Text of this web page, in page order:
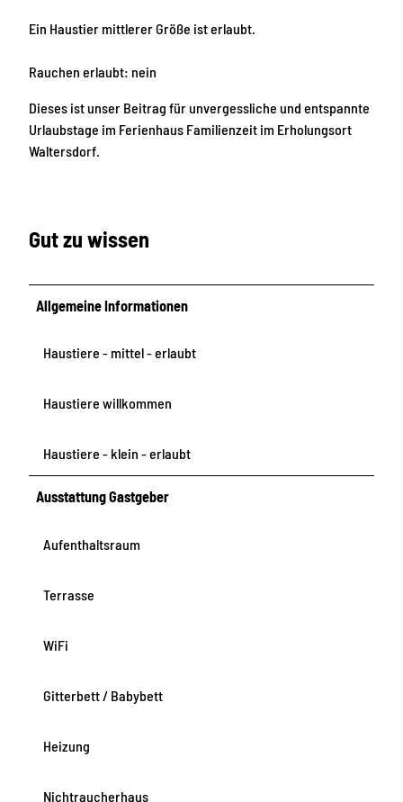
-
_
l
l
_
1
Ein Haustier mittlerer Größe ist erlaubt.
Rauchen erlaubt: nein
Dieses ist unser Beitrag für unvergessliche und entspannte
Urlaubstage im Ferienhaus Familienzeit im Erholungsort
Waltersdorf.
Gut zu wissen
Allgemeine Informationen
Haustiere - mittel - erlaubt
Haustiere willkommen
Haustiere - klein - erlaubt
Ausstattung Gastgeber
Aufenthaltsraum
Terrasse
WiFi
Gitterbett / Babybett
Heizung
Nichtraucherhaus